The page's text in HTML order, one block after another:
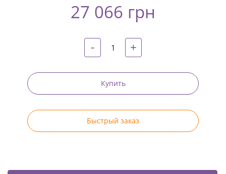
Twitter
Pinterest
27 066 грн
- +
Купить
Быстрый заказ